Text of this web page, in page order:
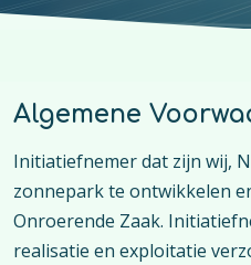
Algemene
Initiatiefnemer dat zijn wij,
zonnepark te ontwikkelen
Onroerende Zaak.
realisatie en exploitatie